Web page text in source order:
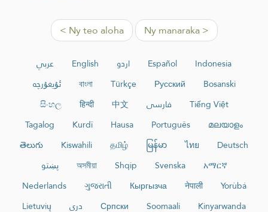
< Ny teo aloha Ny manaraka >
عربي English اردو Español
Indonesia
ئۇيغۇرچە
বাংলা Türkçe Русский
Bosanski
සිංහල
हिन्दी 中文 فارسی
Tiếng Việt
Tagalog
Kurdî Hausa Português
മലയാളം
తెలుగు
Kiswahili தமிழ் မြန်မာ ไทย
Deutsch
پښتو
অসমীয়া Shqip Svenska
አማርኛ
Nederlands
ગુજરાતી Кыргызча नेपाली
Yorùbá
Lietuvių
دری Српски Soomaali
Kinyarwanda